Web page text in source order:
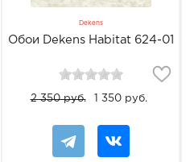
Dekens
Обои Dekens Habitat 624-01
2 350 руб. 1 350 руб.